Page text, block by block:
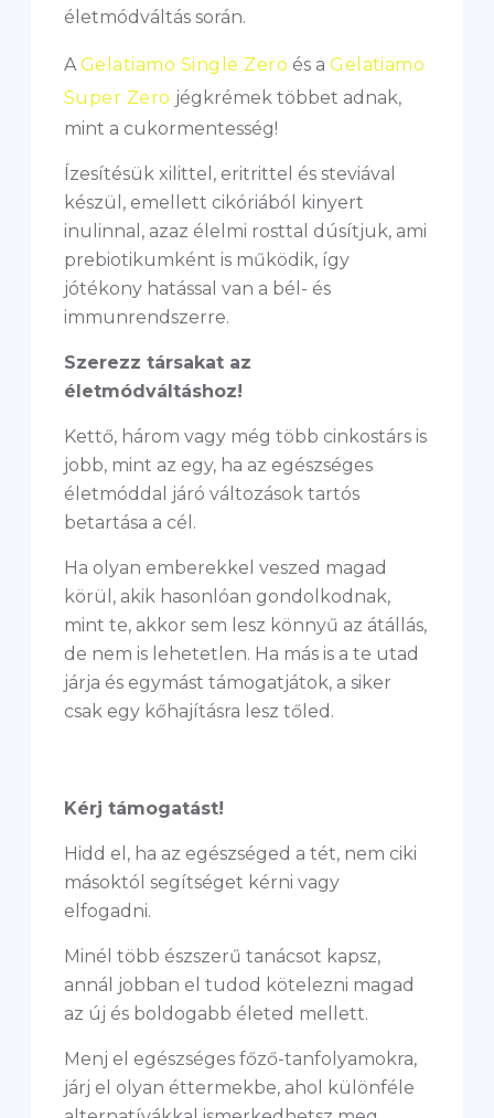
életmódváltás során.
AGelatiamo Single Zero és aGelatiamo
Super Zero jégkrémek többet adnak,
mint a cukormentesség!
Ízesítésük xilittel, eritrittel és steviával
készül, emellett cikóriából kinyert
inulinnal, azaz élelmi rosttal dúsítjuk, ami
prebiotikumként is működik, így
jótékony hatással van a bél- és
immunrendszerre.
Szerezz társakat az
életmódváltáshoz!
Kettő, három vagy még több cinkostárs is
jobb, mint az egy, ha az egészséges
életmóddal járó változások tartós
betartása a cél.
Ha olyan emberekkel veszed magad
körül, akik hasonlóan gondolkodnak,
mint te, akkor sem lesz könnyű az átállás,
de nem is lehetetlen. Ha más is a te utad
járja és egymást támogatjátok, a siker
csak egy kőhajításra lesz tőled.
Kérj támogatást!
Hidd el, ha az egészséged a tét, nem ciki
másoktól segítséget kérni vagy
elfogadni.
Minél több észszerű tanácsot kapsz,
annál jobban el tudod kötelezni magad
az új és boldogabb életed mellett.
Menj el egészséges főző-tanfolyamokra,
járj el olyan éttermekbe, ahol különféle